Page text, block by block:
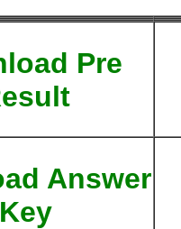
Pre
Answer
Key